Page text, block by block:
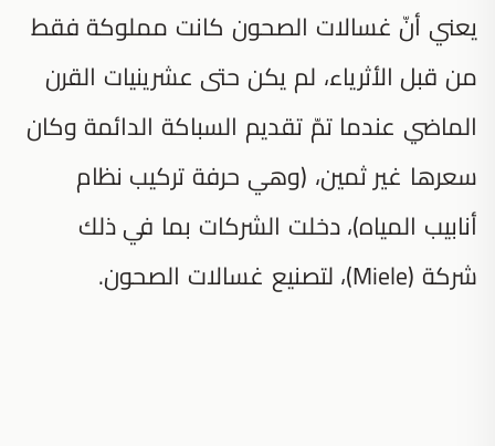
يعني أنّ غسالات الصحون كانت مملوكة فقط
من قبل الأثرياء، لم يكن حتى عشرينيات القرن
الماضي عندما تمّ تقديم السباكة الدائمة وكان
سعرها غير ثمين، (وهي حرفة تركيب نظام
أنابيب المياه)، دخلت الشركات بما في ذلك
شركة (Miele)، لتصنيع غسالات الصحون.